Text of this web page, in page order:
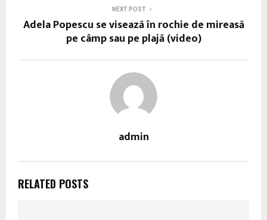
NEXT POST
Adela Popescu se visează în rochie de mireasă
pe câmp sau pe plajă (video)
admin
RELATED POSTS